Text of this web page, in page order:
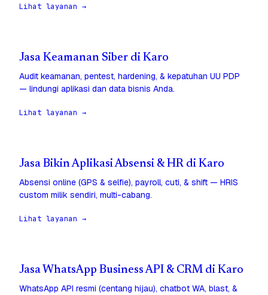
Lihat layanan →
Jasa Keamanan Siber di Karo
Audit keamanan, pentest, hardening, & kepatuhan UU PDP
— lindungi aplikasi dan data bisnis Anda.
Lihat layanan →
Jasa Bikin Aplikasi Absensi & HR di Karo
Absensi online (GPS & selfie), payroll, cuti, & shift — HRIS
custom milik sendiri, multi-cabang.
Lihat layanan →
Jasa WhatsApp Business API & CRM di Karo
WhatsApp API resmi (centang hijau), chatbot WA, blast, &